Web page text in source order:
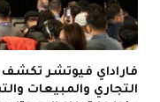
التجاري والمبيعات